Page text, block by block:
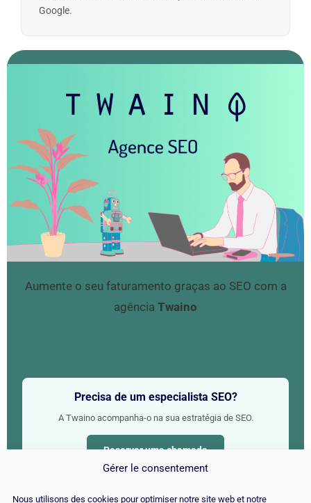
Gérer le consentement
Nous utilisons des cookies pour optimiser notre site web et notre
Google.
Aumente o seu faturamento graças ao SEO com a
agência Twaino
Precisa de um especialista SEO?
A Twaino acompanha-o na sua estratégia de SEO.
Reservar uma chamada